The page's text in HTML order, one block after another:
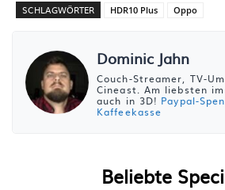
SCHLAGWÖRTER HDR10 Plus Oppo
Dominic Jahn
Couch-Streamer, TV-
Cineast. Am liebsten
auch in 3D! Paypal-
Kaffeekasse
Beliebte